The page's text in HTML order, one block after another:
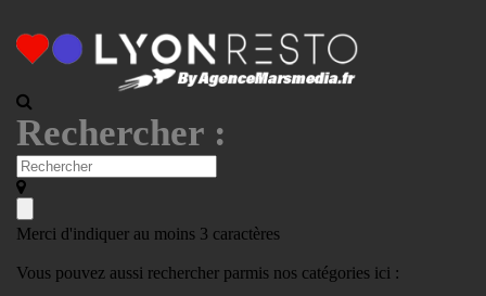
Rechercher :
Merci d'indiquer au moins 3 caractères
Vous pouvez aussi rechercher parmis nos catégories ici :